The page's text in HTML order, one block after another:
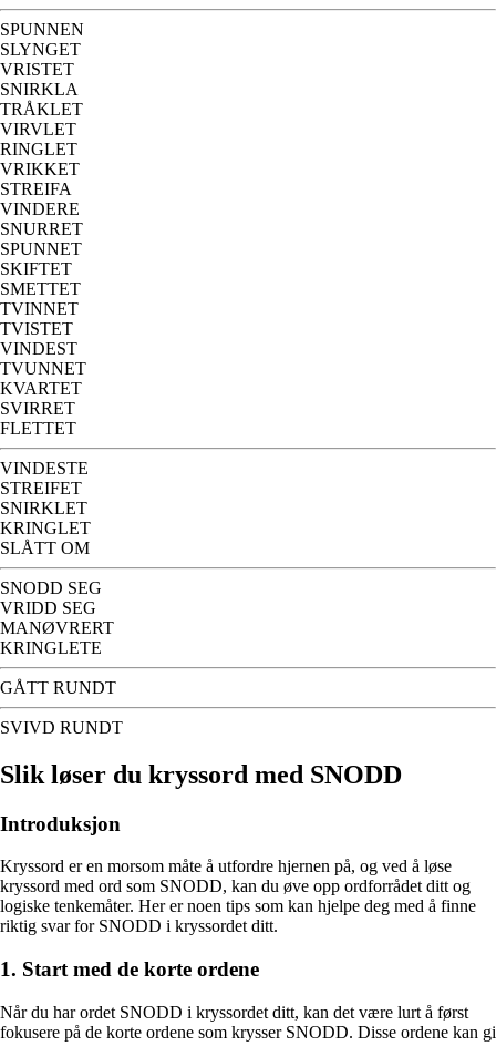
SPUNNEN
SLYNGET
VRISTET
SNIRKLA
TRÅKLET
VIRVLET
RINGLET
VRIKKET
STREIFA
VINDERE
SNURRET
SPUNNET
SKIFTET
SMETTET
TVINNET
TVISTET
VINDEST
TVUNNET
KVARTET
SVIRRET
FLETTET
VINDESTE
STREIFET
SNIRKLET
KRINGLET
SLÅTT OM
SNODD SEG
VRIDD SEG
MANØVRERT
KRINGLETE
GÅTT RUNDT
SVIVD RUNDT
Slik løser du kryssord med SNODD
Introduksjon
Kryssord er en morsom måte å utfordre hjernen på, og ved å løse
kryssord med ord som SNODD, kan du øve opp ordforrådet ditt og
logiske tenkemåter. Her er noen tips som kan hjelpe deg med å finne
riktig svar for SNODD i kryssordet ditt.
1. Start med de korte ordene
Når du har ordet SNODD i kryssordet ditt, kan det være lurt å først
fokusere på de korte ordene som krysser SNODD. Disse ordene kan gi